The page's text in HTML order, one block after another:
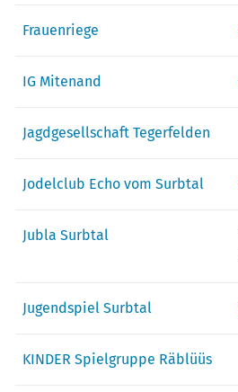
Frauenriege
IG Mitenand
Jagdgesellschaft Tegerfelden
Jodelclub Echo vom Surbtal
Jubla Surbtal
Jugendspiel Surbtal
KINDER Spielgruppe Räblüüs